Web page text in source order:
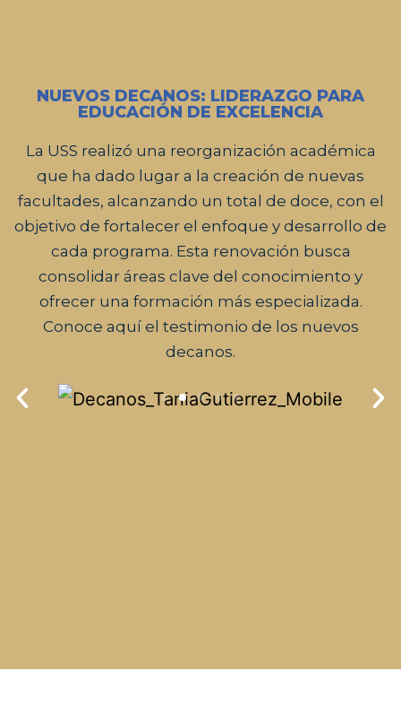
NUEVOS DECANOS: LIDERAZGO PARA
EDUCACIÓN DE EXCELENCIA
La USS realizó una reorganización académica
que ha dado lugar a la creación de nuevas
facultades, alcanzando un total de doce, con el
objetivo de fortalecer el enfoque y desarrollo de
cada programa. Esta renovación busca
consolidar áreas clave del conocimiento y
ofrecer una formación más especializada.
Conoce aquí el testimonio de los nuevos
decanos.